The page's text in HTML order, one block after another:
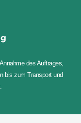
des Auftrages,
bis zum Transport und